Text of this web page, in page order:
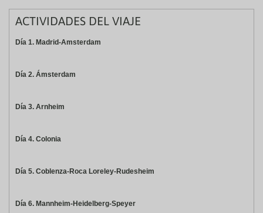
ACTIVIDADES DEL VIAJE
Día 1. Madrid-Amsterdam
Día 2. Ámsterdam
Día 3. Arnheim
Día 4. Colonia
Día 5. Coblenza-Roca Loreley-Rudesheim
Día 6. Mannheim-Heidelberg-Speyer